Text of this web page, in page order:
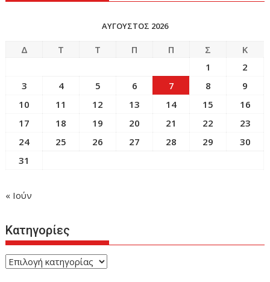
ΑΎΓΟΥΣΤΟΣ 2026
Δ Τ Τ Π Π Σ
Κ
1
2
3
4 5 6 7 8
9
10
11 12 13 14 15
16
17
18 19 20 21 22
23
24
25 26 27 28 29
30
31
« Ιούν
Κατηγορίες
Κατηγορίες